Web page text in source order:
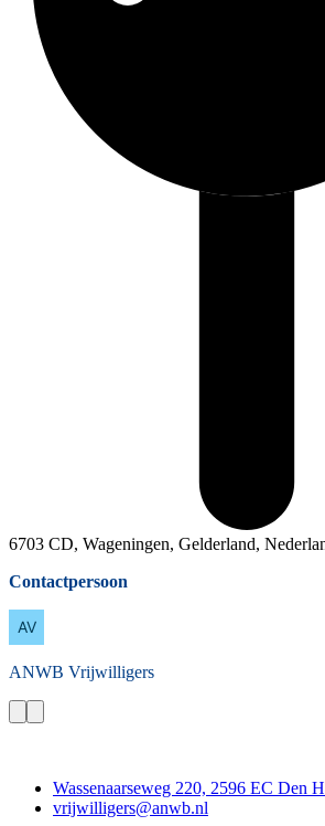
6703 CD, Wageningen, Gelderland,
Contactpersoon
ANWB Vrijwilligers
Wassenaarseweg 220, 2596 EC Den
vrijwilligers@anwb.nl